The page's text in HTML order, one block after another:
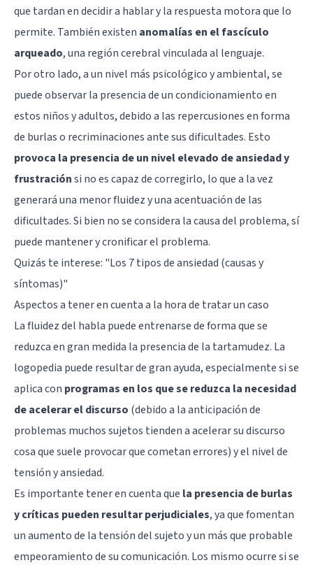
que tardan en decidir a hablar y la respuesta motora que lo
permite. También existen anomalías en el fascículo
arqueado, una región cerebralvinculada al lenguaje.
Por otro lado, a un nivel más psicológico y ambiental, se
puede observar la presencia de un condicionamiento en
estos niños y adultos, debido a las repercusiones en forma
de burlas o recriminaciones ante sus dificultades. Esto
provoca la presencia de un nivel elevado de ansiedad y
frustraciónsi no es capaz de corregirlo, lo que a la vez
generará una menor fluidez y una acentuación de las
dificultades. Si bien no se considera la causa del problema, sí
puede mantener y cronificar el problema.
Quizás te interese: "Los 7 tipos de ansiedad (causas y
síntomas)"
Aspectos a tener en cuenta a la hora de tratar un caso
La fluidez del habla puede entrenarse de forma que se
reduzca en gran medida la presencia de la tartamudez. La
logopedia puede resultar de gran ayuda, especialmente si se
aplica con programas en los que se reduzca la necesidad
de acelerar el discurso (debido a la anticipación de
problemas muchos sujetos tienden a acelerar su discurso
cosa que suele provocar que cometan errores) y el nivel de
tensión y ansiedad.
Es importante tener en cuenta que la presencia de burlas
y críticas pueden resultar perjudiciales, ya que fomentan
un aumento de la tensión del sujeto y un más que probable
empeoramiento de su comunicación. Los mismo ocurre si se